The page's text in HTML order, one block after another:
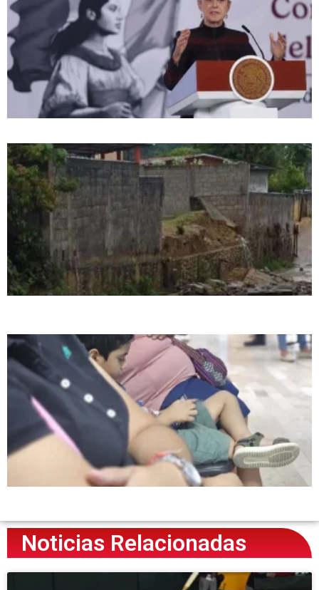
Noticias Relacionadas